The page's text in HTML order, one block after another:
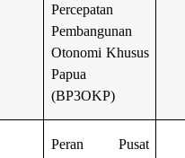
Percepatan
Pembangunan
Otonomi Khusus
Papua
(BP3OKP)
Peran Pusat